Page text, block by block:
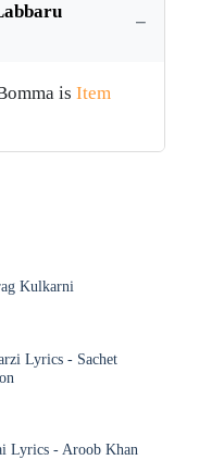
is Item
Kulkarni
Lyrics - Sachet
Lyrics - Aroob Khan